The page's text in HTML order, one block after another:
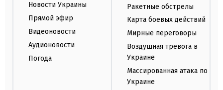
Новости Украины
Прямой эфир
Видеоновости
Аудионовости
Погода
Ракетные обстрелы
Карта боевых действий
Мирные переговоры
Воздушная тревога в
Украине
Массированная атака по
Украине